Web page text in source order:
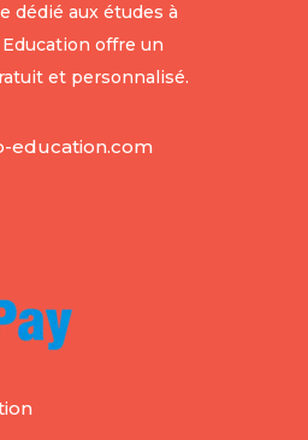
dédié aux études à
Education offre un
et personnalisé.
education.com